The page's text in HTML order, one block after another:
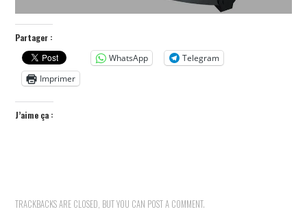
SPORT
Partager :
WhatsApp
Telegram
Imprimer
J’aime ça :
TRACKBACKS ARE CLOSED, BUT YOU CAN POST A COMMENT.